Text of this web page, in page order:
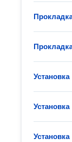
Установка